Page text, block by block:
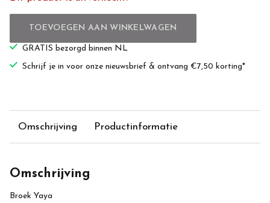
TOEVOEGEN AAN WINKELWAGEN
GRATIS bezorgd binnen NL
Schrijf je in voor onze nieuwsbrief & ontvang €7,50 korting*
Omschrijving Productinformatie
Omschrijving
Broek Yaya